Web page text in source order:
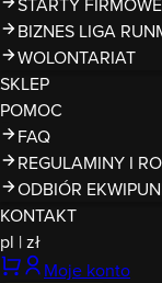
BIZNES LIGA
WOLONTARIAT
SKLEP
POMOC
FAQ
REGULAMINY I
ODBIÓR
KONTAKT
pl |zł
Moje konto